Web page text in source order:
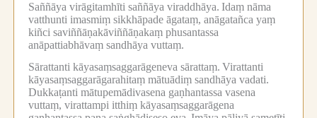
Saññāya virāgitamhīti saññāya viraddhāya. Idaṃ nāma
vatthunti imasmiṃ sikkhāpade āgataṃ, anāgatañca yaṃ
kiñci saviññāṇakāviññāṇakaṃ phusantassa
anāpattiabhāvaṃ sandhāya vuttaṃ.
Sārattanti kāyasaṃsaggarāgeneva sārattaṃ. Virattanti
kāyasaṃsaggarāgarahitaṃ mātuādiṃ sandhāya vadati.
Dukkaṭanti mātupemādivasena gaṇhantassa vasena
vuttaṃ, virattampi itthiṃ kāyasaṃsaggarāgena